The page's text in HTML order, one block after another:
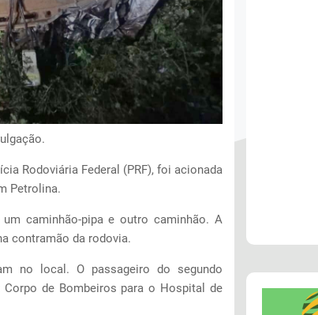
Rodoviária Federal (PRF), foi acionada
Petrolina.
caminhão-pipa e outro caminhão. A
contramão da rodovia.
no local. O passageiro do segundo
de Bombeiros para o Hospital de